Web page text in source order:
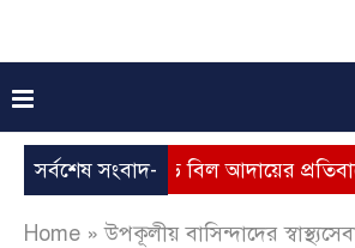
সর্বশেষ সংবাদ-
ভূতুড়ে বিল আদায়ের প্রতিবাদে
Home »উপকূলীয় বাসিন্দাদের